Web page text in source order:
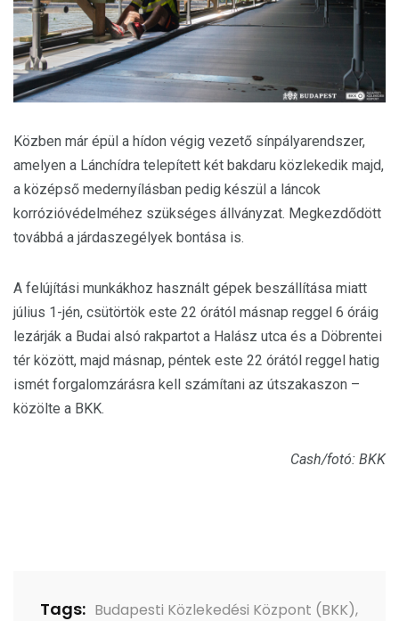
Közben már épül a hídon végig vezető sínpályarendszer,
amelyen a Lánchídra telepített két bakdaru közlekedik majd,
a középső medernyílásban pedig készül a láncok
korrózióvédelméhez szükséges állványzat. Megkezdődött
továbbá a járdaszegélyek bontása is.
A felújítási munkákhoz használt gépek beszállítása miatt
július 1-jén, csütörtök este 22 órától másnap reggel 6 óráig
lezárják a Budai alsó rakpartot a Halász utca és a Döbrentei
tér között, majd másnap, péntek este 22 órától reggel hatig
ismét forgalomzárásra kell számítani az útszakaszon –
közölte a BKK.
Cash/fotó: BKK
Tags: Budapesti Közlekedési Központ (BKK),